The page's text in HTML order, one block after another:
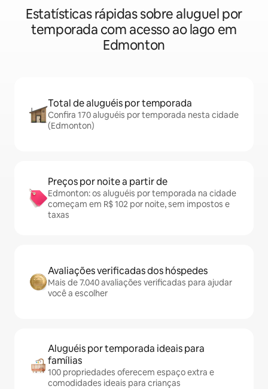
Estatísticas rápidas sobre aluguel por
temporada com acesso ao lago em
Edmonton
Total de aluguéis por temporada
Confira 170 aluguéis por temporada nesta cidade
(Edmonton)
Preços por noite a partir de
Edmonton: os aluguéis por temporada na cidade
começam em R$ 102 por noite, sem impostos e
taxas
Avaliações verificadas dos hóspedes
Mais de 7.040 avaliações verificadas para ajudar
você a escolher
Aluguéis por temporada ideais para
famílias
100 propriedades oferecem espaço extra e
comodidades ideais para crianças